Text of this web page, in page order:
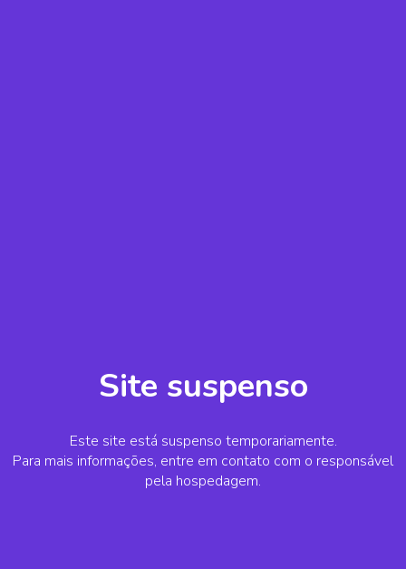
Site suspenso
Este site está suspenso temporariamente.
Para mais informações, entre em contato com o responsável
pela hospedagem.